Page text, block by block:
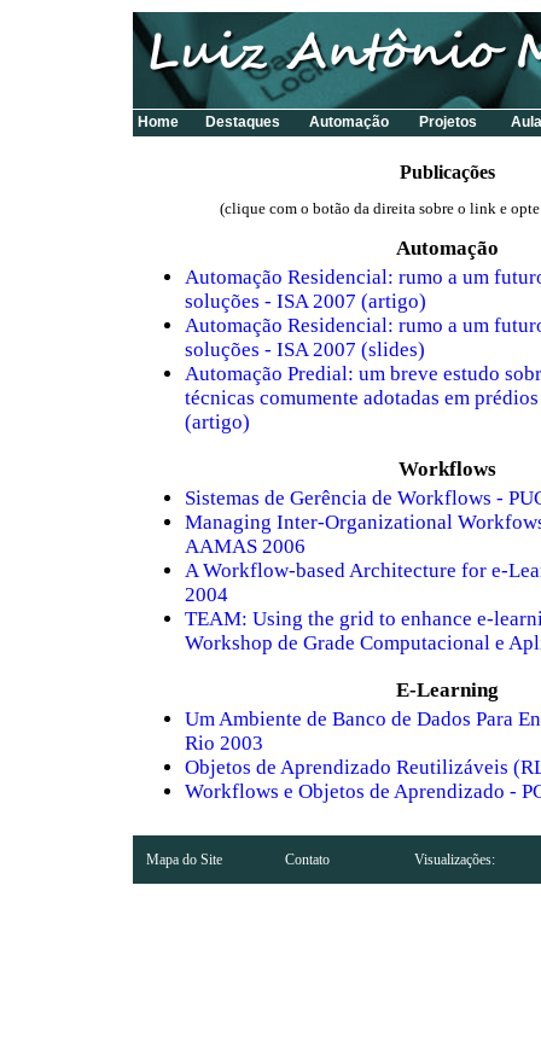
Publicações
(clique com o botão da direita sobre o link e
Automação
Automação Residencial: rumo a um
soluções - ISA 2007 (artigo)
Automação Residencial: rumo a um
soluções - ISA 2007 (slides)
Automação Predial: um breve estudo
técnicas comumente adotadas em
(artigo)
Workflows
Sistemas de Gerência de Workflows -
Managing Inter-Organizational
AAMAS 2006
A Workflow-based Architecture for e-
2004
TEAM: Using the grid to enhance e-
Workshop de Grade Computacional e
E-Learning
Um Ambiente de Banco de Dados Para
Rio 2003
Objetos de Aprendizado Reutilizáveis
Workflows e Objetos de Aprendizado -
Mapa do Site Contato Visualizações:
Home Destaques Automação Projetos